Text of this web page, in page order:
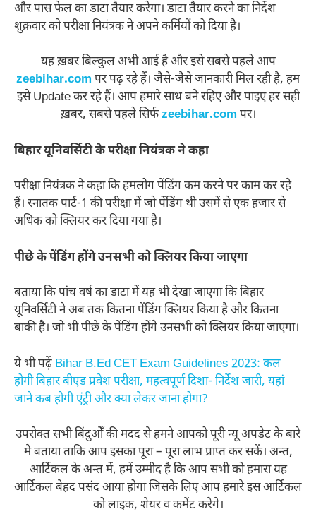
और पास फेल का डाटा तैयार करेगा। डाटा तैयार करने का निर्देश
शुक्रवार को परीक्षा नियंत्रक ने अपने कर्मियों को दिया है।
यह ख़बर बिल्कुल अभी आई है और इसे सबसे पहले आप
zeebihar.com पर पढ़ रहे हैं। जैसे-जैसे जानकारी मिल रही है, हम
इसे Update कर रहे हैं। आप हमारे साथ बने रहिए और पाइए हर सही
ख़बर, सबसे पहले सिर्फzeebihar.com पर।
बिहार यूनिवर्सिटी के परीक्षा नियंत्रक ने कहा
परीक्षा नियंत्रक ने कहा कि हमलोग पेंडिंग कम करने पर काम कर रहे
हैं। स्नातक पार्ट-1 की परीक्षा में जो पेंडिंग थी उसमें से एक हजार से
अधिक को क्लियर कर दिया गया है।
पीछे के पेंडिंग होंगे उनसभी को क्लियर किया जाएगा
बताया कि पांच वर्ष का डाटा में यह भी देखा जाएगा कि बिहार
यूनिवर्सिटी ने अब तक कितना पेंडिंग क्लियर किया है और कितना
बाकी है। जो भी पीछे के पेंडिंग होंगे उनसभी को क्लियर किया जाएगा।
ये भी पढ़ें Bihar B.Ed CET Exam Guidelines 2023: कल
होगी बिहार बीएड प्रवेश परीक्षा, महत्वपूर्ण दिशा- निर्देश जारी, यहां
जाने कब होगी एंट्री और क्या लेकर जाना होगा?
उपरोक्त सभी बिंदुओँ की मदद से हमने आपको पूरी न्यू अपडेट के बारे
मे बताया ताकि आप इसका पूरा – पूरा लाभ प्राप्त कर सकें। अन्त,
आर्टिकल के अन्त में, हमें उम्मीद है कि आप सभी को हमारा यह
आर्टिकल बेहद पसंद आया होगा जिसके लिए आप हमारे इस आर्टिकल
को लाइक, शेयर व कमेंट करेगे।